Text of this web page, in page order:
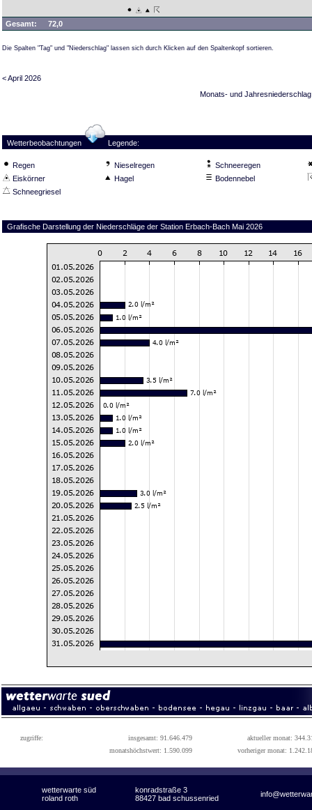
Gesamt: 72,0
Die Spalten "Tag" und "Niederschlag" lassen sich durch Klicken auf den Spaltenkopf sortieren.
< April 2026
Monats- und Jahresniederschlag
Wetterbeobachtungen Legende:
Regen Nieselregen
Schneeregen
Eiskörner
Hagel
Bodennebel
Schneegriesel
Grafische Darstellung der Niederschläge der Station Erbach-Bach Mai 2026
zugriffe: insgesamt: 91.646.479
aktueller monat:
monatshöchstwert: 1.590.099
vorheriger monat:
wetterwarte süd konradstraße 3
roland roth 88427 bad schussenried